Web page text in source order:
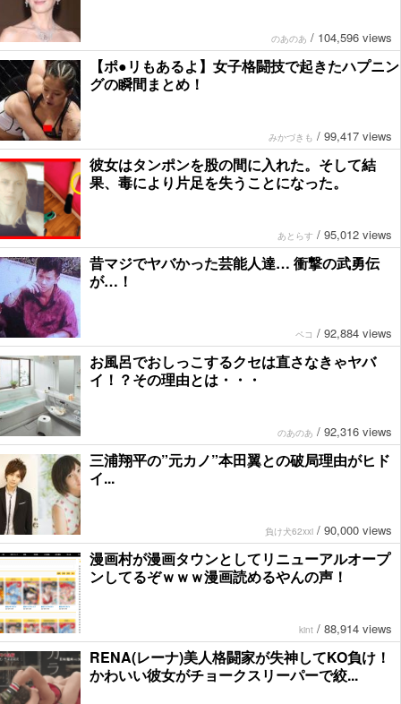
のあのあ / 104,596 views
【ポ●リもあるよ】女子格闘技で起きたハプニン
グの瞬間まとめ！
みかづきも / 99,417 views
彼女はタンポンを股の間に入れた。そして結
果、毒により片足を失うことになった。
あとらす / 95,012 views
昔マジでヤバかった芸能人達… 衝撃の武勇伝
が…！
ペコ / 92,884 views
お風呂でおしっこするクセは直さなきゃヤバ
イ！？その理由とは・・・
のあのあ / 92,316 views
三浦翔平の”元カノ”本田翼との破局理由がヒド
イ...
負け犬62xxi / 90,000 views
漫画村が漫画タウンとしてリニューアルオープ
ンしてるぞｗｗｗ漫画読めるやんの声！
kint / 88,914 views
RENA(レーナ)美人格闘家が失神してKO負け！
かわいい彼女がチョークスリーパーで絞...